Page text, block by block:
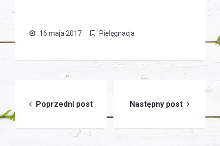
16 maja 2017 Pielęgnacja
wpisu
Poprzedni post Następny post